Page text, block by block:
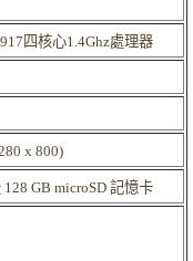
四核心1.4Ghz處理器
x 800)
GB microSD 記憶卡